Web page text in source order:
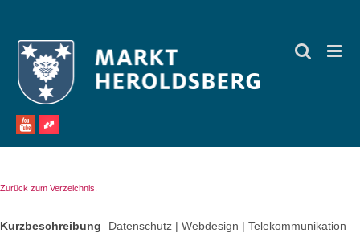
springen
Zurück zum Verzeichnis.
Kurzbeschreibung
Datenschutz | Webdesign | Telekommunikation